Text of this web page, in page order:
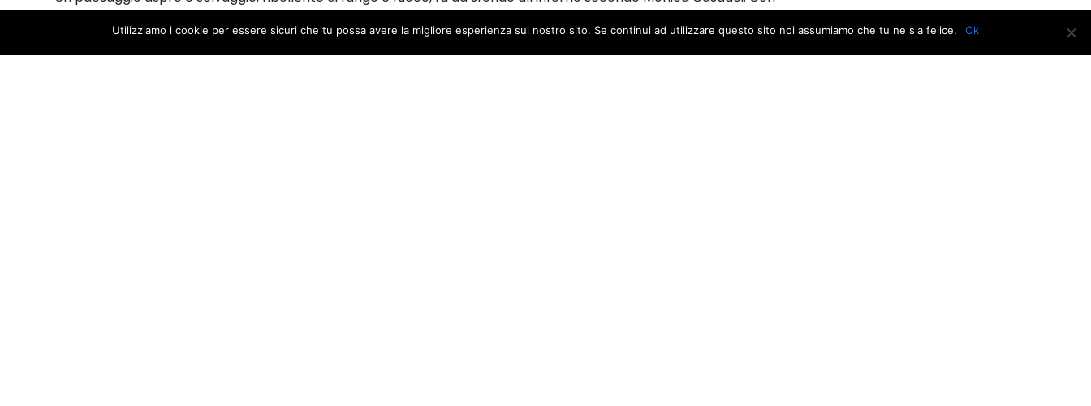
creando un’opera allegorica, tra sacro e profano.Inferno – La Terra del Fuocodiventa così un’esplorazione ardita
in nove quadri trasformati a vista con l’apporto creativo di diversi artisti italiani, secondo il métissage di linguaggi
Utilizziamo i cookie per essere sicuri che tu possa avere la migliore esperienza sul nostro sito. Se continui ad utilizzare questo sito noi assumiamo che tu ne sia felice. Ok